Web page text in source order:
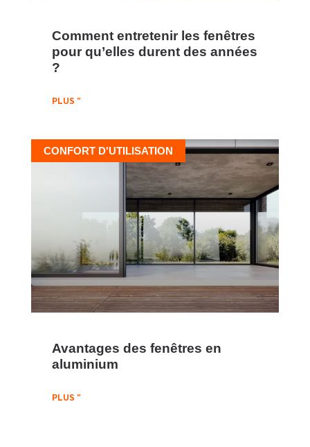
Comment entretenir les fenêtres
pour qu’elles durent des années
?
PLUS "
CONFORT D'UTILISATION
Avantages des fenêtres en
aluminium
PLUS "